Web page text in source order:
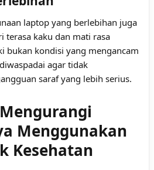
laptop yang berlebihan juga
terasa kaku dan mati rasa
bukan kondisi yang mengancam
agar tidak
saraf yang lebih serius.
Menggunakan
Kesehatan